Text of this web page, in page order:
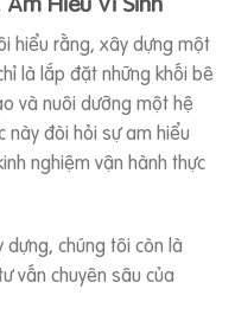
hiểu rằng, xây dựng một
là lắp đặt những khối bê
và nuôi dưỡng một hệ
này đòi hỏi sự am hiểu
nghiệm vận hành thực
chúng tôi còn là
vấn chuyên sâu của